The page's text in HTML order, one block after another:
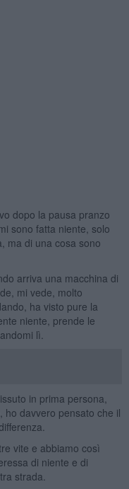
dopo la pausa pranzo
sono fatta niente, solo
ma di una cosa sono
arriva una macchina di
mi vede, molto
ha visto pure la
niente, prende le
lì.
in prima persona,
ho davvero pensato che il
vite e abbiamo così
di niente e di
strada.